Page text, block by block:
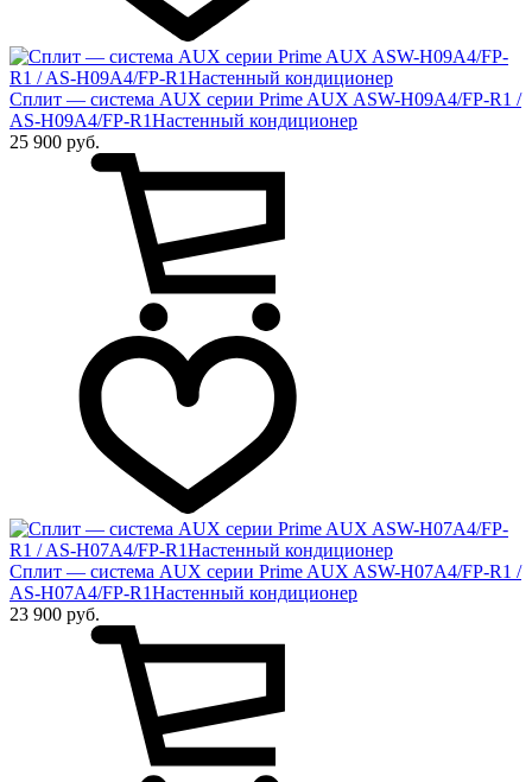
Сплит — система AUX серии Prime AUX ASW-H09A4/FP-R1 /
AS-H09A4/FP-R1Настенный кондиционер
25 900 руб.
Сплит — система AUX серии Prime AUX ASW-H07A4/FP-R1 /
AS-H07A4/FP-R1Настенный кондиционер
23 900 руб.